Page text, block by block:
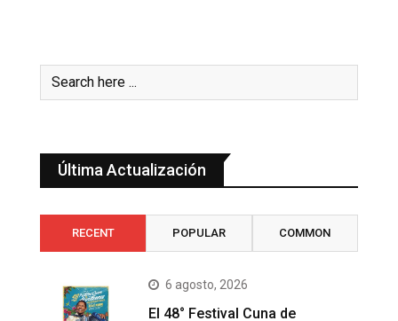
Última Actualización
RECENT POPULAR COMMON
6 agosto, 2026
El 48° Festival Cuna de